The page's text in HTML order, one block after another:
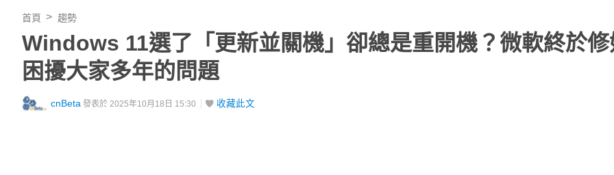
首頁 趨勢
Windows 11選了「更新並關機」卻總是重開機？微軟終於修
困擾大家多年的問題
cnBeta 發表於 2025年10月18日 15:30 收藏此文